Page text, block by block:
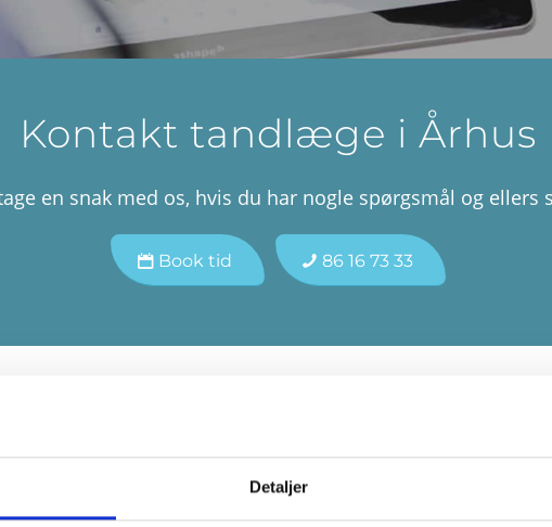
Detaljer
Kontakt tandlæge i Århus
en snak med os, hvis du har nogle spørgsmål og
Book tid 86 16 73 33
Sådan finder